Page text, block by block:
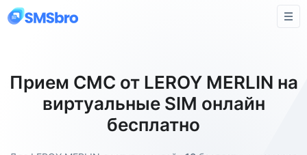
Прием СМС от LEROY MERLIN на
виртуальные SIM онлайн
бесплатно